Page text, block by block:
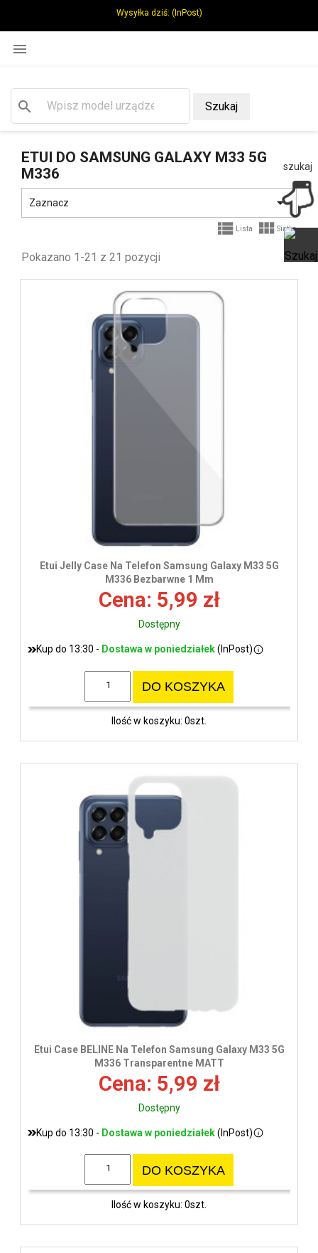
Wysyłka dziś: (InPost)

search Szukaj
ETUI DO SAMSUNG GALAXY M33 5G
M336
Zaznacz 
 Lista  Siatka
Pokazano 1-21 z 21 pozycji
Etui Jelly Case Na Telefon Samsung Galaxy M33 5G
M336 Bezbarwne 1 Mm
Cena: 5,99 zł
Dostępny
Kup do 13:30 - Dostawa w poniedziałek(InPost)
DO KOSZYKA
Ilość w koszyku: 0szt.
Etui Case BELINE Na Telefon Samsung Galaxy M33 5G
M336 Transparentne MATT
Cena: 5,99 zł
Dostępny
Kup do 13:30 - Dostawa w poniedziałek(InPost)
DO KOSZYKA
Ilość w koszyku: 0szt.
szukaj